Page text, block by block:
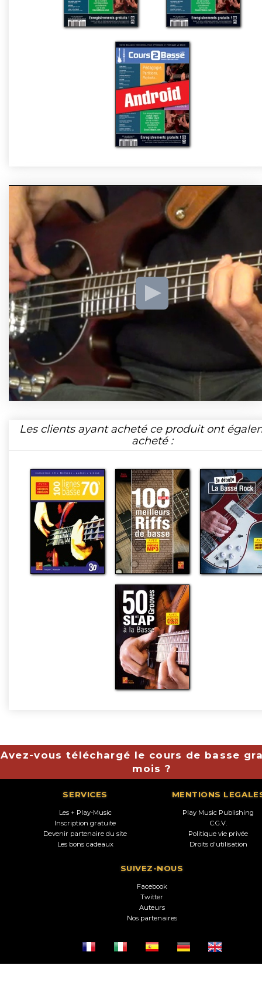
Les clients ayant acheté ce produit ont
acheté :
Avez-vous téléchargé le cours de basse
mois ?
SERVICES
Les + Play-Music
Inscription gratuite
Devenir partenaire du site
Les bons cadeaux
MENTIONS
Play Music Publishing
C.G.V.
Politique vie privée
Droits d'utilisation
SUIVEZ-NOUS
Facebook
Twitter
Auteurs
Nos partenaires